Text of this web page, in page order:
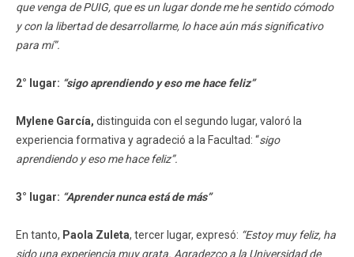
que venga de PUIG, que es un lugar donde me he sentido cómodo
y con la libertad de desarrollarme, lo hace aún más significativo
para mí”.
2° lugar: “sigo aprendiendo y eso me hace feliz”
Mylene García, distinguida con el segundo lugar, valoró la
experiencia formativa y agradeció a la Facultad: “sigo
aprendiendo y eso me hace feliz”.
3° lugar: “Aprender nunca está de más”
En tanto, Paola Zuleta, tercer lugar, expresó: “Estoy muy feliz, ha
sido una experiencia muy grata. Agradezco a la Universidad de